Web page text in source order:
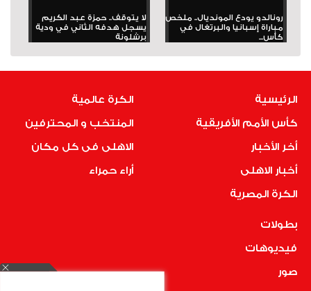
رونالدو يودع المونديال.. ملخص
مباراة إسبانيا والبرتغال في
كأس...
لا يتوقف.. حمزة عبد الكريم
يسجل هدفه الثاني في ودية
برشلونة
الرئيسية
كأس الأمم الأفريقية
أخر الأخبار
أخبار الاهلى
الكرة المصرية
الكرة عالمية
المنتخب و المحترفين
الاهلى فى كل مكان
أراء حمراء
بطولات
فيديوهات
صور